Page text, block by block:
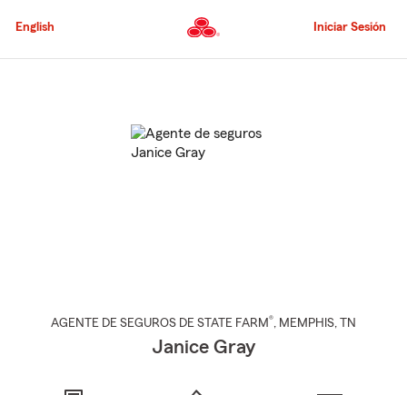
al
principal
English Iniciar Sesión
AGENTE DE SEGUROS DE STATE FARM®, MEMPHIS, TN
Janice Gray